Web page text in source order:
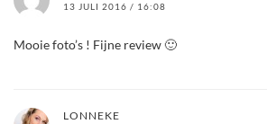
13 JULI 2016 / 16:08
Mooie foto’s ! Fijne review 🙂
LONNEKE